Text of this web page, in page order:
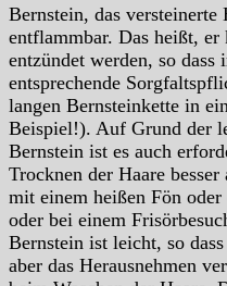
Bernstein, das
entflammbar. Das heißt,
entzündet werden, so
entsprechende
langen Bernsteinkette in
Beispiel!). Auf Grund der
Bernstein ist es auch
Trocknen der Haare
mit einem heißen Fön
oder bei einem
Bernstein ist leicht, so
aber das Herausnehmen